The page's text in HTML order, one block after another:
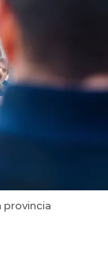
provincia